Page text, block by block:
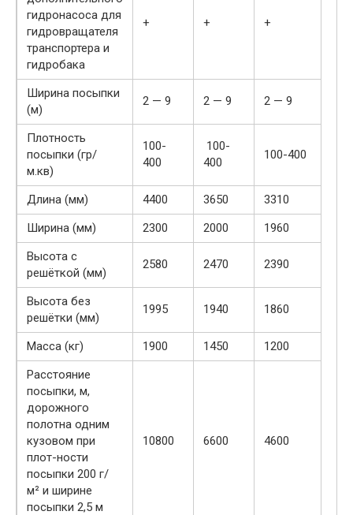
гидронасоса для
гидровращателя
транспортера и
гидробака​
​+ ​+ ​+
​Ширина посыпки
(м)
​2 — 9 ​2 — 9 ​2 — 9
Плотность
посыпки (гр/
м.кв)​
​100-
400
​ ​100-
400
​100-400 ​
Длина (мм)​ 4400​ ​3650
3310​
​Ширина (мм)
​2300 ​2000
1960​
​Высота с
решёткой (мм)
​2580 2470​ ​2390
​Высота без
решётки (мм)
​1995 ​1940 ​1860
​Масса (кг) ​1900 1450​
​1200
Расстояние
посыпки, м,
дорожного
полотна одним
кузовом при
плот-ности
посыпки 200 г/
м² и ширине
посыпки 2,5 м​
10800​ ​6600 ​4600